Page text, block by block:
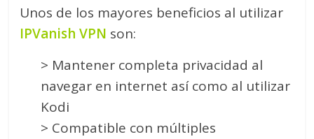
Unos de los mayores beneficios al utilizar
IPVanish VPN son:
> Mantener completa privacidad al
navegar en internet así como al utilizar
Kodi
> Compatible con múltiples